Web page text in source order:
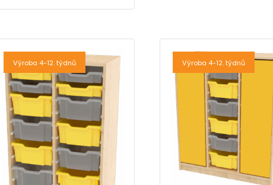
Výroba 4-12. týdnů Výroba 4-12. týdnů